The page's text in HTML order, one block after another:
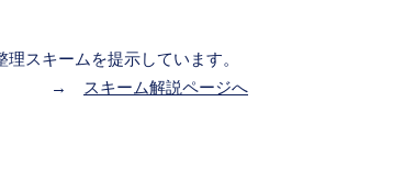
スキームを提示しています。
→
スキーム解説ページへ